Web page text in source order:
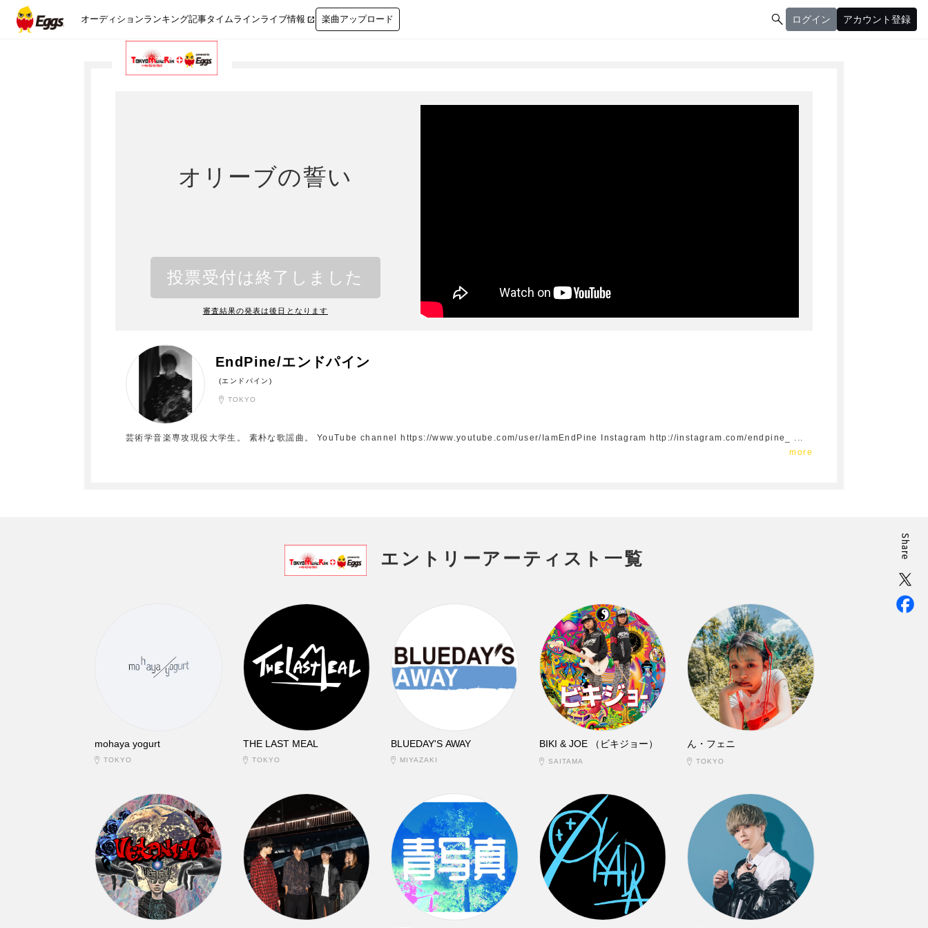
オーディションランキング記事タイムラインライブ情報  楽曲アップロード  ログイン アカウント登録
オリーブの誓い
投票受付は終了しました
審査結果の発表は後日となります
EndPine/エンドパイン
(エンドパイン)
TOKYO
芸術学音楽専攻現役大学生。 素朴な歌謡曲。 YouTube channel https://www.youtube.com/user/IamEndPine Instagram http://instagram.com/endpine_ ...
more
エントリーアーティスト一覧
mohaya yogurt
TOKYO
THE LAST MEAL
TOKYO
BLUEDAY'S AWAY
MIYAZAKI
BIKI & JOE （ビキジョー）
SAITAMA
ん・フェニ
TOKYO